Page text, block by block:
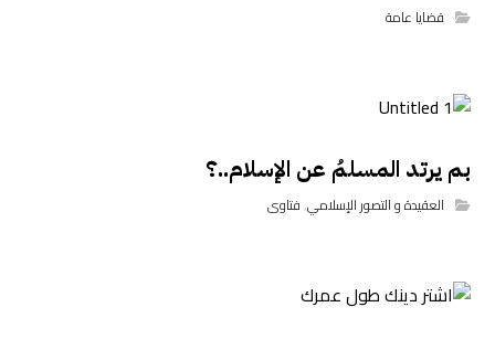
قضايا عامة
بم يرتد المسلمُ عن الإسلام..؟
العقيدة و التصور الإسلامي,فتاوى